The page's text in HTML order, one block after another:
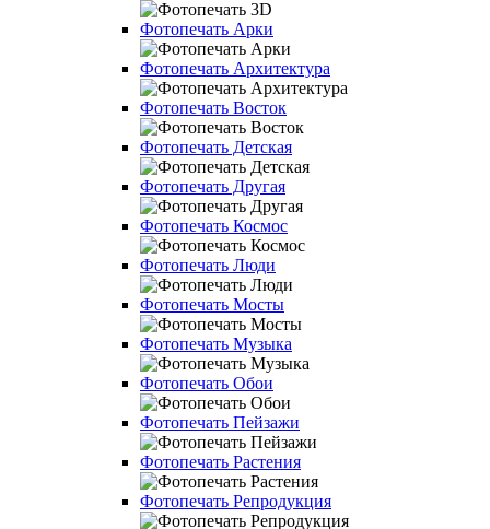
Фотопечать Арки
Фотопечать Архитектура
Фотопечать Восток
Фотопечать Детская
Фотопечать Другая
Фотопечать Космос
Фотопечать Люди
Фотопечать Мосты
Фотопечать Музыка
Фотопечать Обои
Фотопечать Пейзажи
Фотопечать Растения
Фотопечать Репродукция